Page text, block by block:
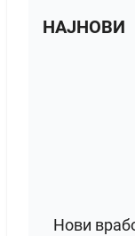
НАЈНОВИ
Нови